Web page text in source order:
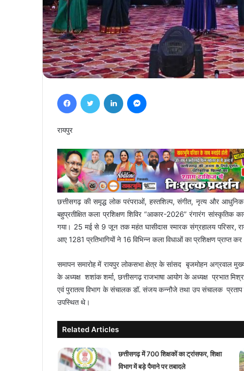
रायपुर
छत्तीसगढ़ की समृद्ध लोक परंपराओं, हस्तशिल्प, संगीत, नृत्य और
बहुप्रतीक्षित कला प्रशिक्षण शिविर “आकार-2026” रंगारंग सांस्कृतिक
गया। 25 मई से 9 जून तक महंत घासीदास स्मारक संग्रहालय परिसर,
आए 1281 प्रतिभागियों ने 16 विभिन्न कला विधाओं का प्रशिक्षण प्राप्त कर
समापन समारोह में रायपुर लोकसभा क्षेत्र के सांसद बृजमोहन अग्रवाल
के अध्यक्ष शशांक शर्मा, छत्तीसगढ़ राजभाषा आयोग के अध्यक्ष प्रभात
एवं पुरातत्व विभाग के संचालक डॉ. संजय कन्नौजे तथा उप संचालक प्रताप
उपस्थित थे।
Related Articles
छत्तीसगढ़ में 700 शिक्षकों का ट्रांसफर, शिक्षा
विभाग में बड़े पैमाने पर तबादले